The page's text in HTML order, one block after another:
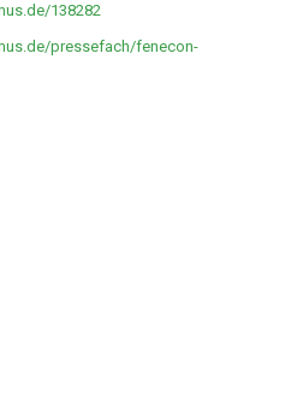
138282
pressefach/fenecon-